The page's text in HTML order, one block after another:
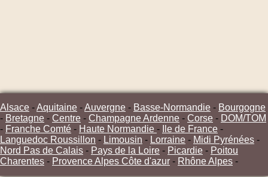
Alsace -Aquitaine -Auvergne - Basse-Normandie - Bourgogne
- Bretagne - Centre - Champagne Ardenne - Corse - DOM/TOM
- Franche Comté - Haute Normandie - Ile de France -
Languedoc Roussillon - Limousin - Lorraine - Midi Pyrénées -
Nord Pas de Calais - Pays de la Loire - Picardie - Poitou
Charentes - Provence Alpes Côte d'azur - Rhône Alpes -